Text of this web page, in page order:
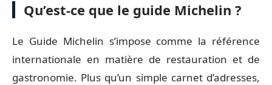
Qu’est-ce que le guide Michelin ?
Le Guide Michelin s’impose comme la référence
internationale en matière de restauration et de
gastronomie. Plus qu’un simple carnet d’adresses,